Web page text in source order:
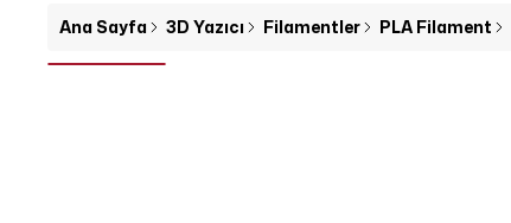
Ana Sayfa 3D Yazıcı Filamentler PLA Filament